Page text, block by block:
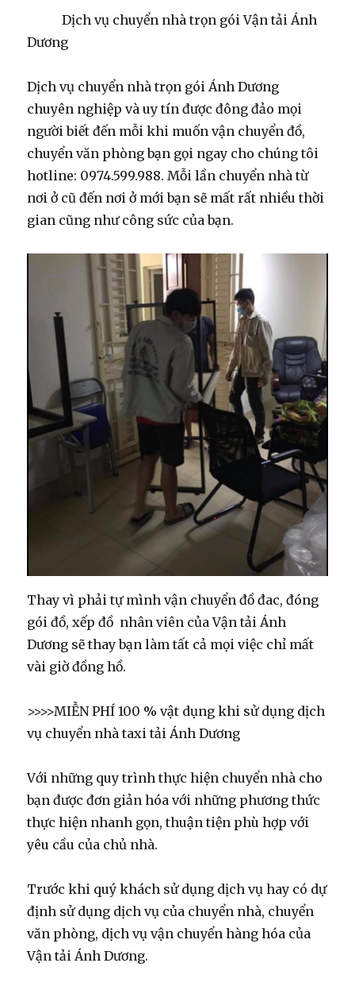
Dịch vụ chuyển nhà trọn gói Vận tải Ánh
Dương
Dịch vụ chuyển nhà trọn gói Ánh Dương
chuyên nghiệp và uy tín được đông đảo mọi
người biết đến mỗi khi muốn vận chuyển đồ,
chuyển văn phòng bạn gọi ngay cho chúng tôi
hotline: 0974.599.988. Mỗi lần chuyển nhà từ
nơi ở cũ đến nơi ở mới bạn sẽ mất rất nhiều thời
gian cũng như công sức của bạn.
Thay vì phải tự mình vận chuyển đồ đac, đóng
gói đồ, xếp đồ nhân viên của Vận tải Ánh
Dương sẽ thay bạn làm tất cả mọi việc chỉ mất
vài giờ đồng hồ.
>>>>MIỄN PHÍ 100 % vật dụng khi sử dụng dịch
vụ chuyển nhà taxi tải Ánh Dương
Với những quy trình thực hiện chuyển nhà cho
bạn được đơn giản hóa với những phương thức
thực hiện nhanh gọn, thuận tiện phù hợp với
yêu cầu của chủ nhà.
Trước khi quý khách sử dụng dịch vụ hay có dự
định sử dụng dịch vụ của chuyển nhà, chuyển
văn phòng, dịch vụ vận chuyển hàng hóa của
Vận tải Ánh Dương.